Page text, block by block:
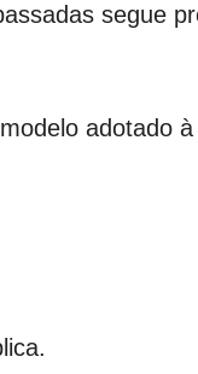
segue
adotado